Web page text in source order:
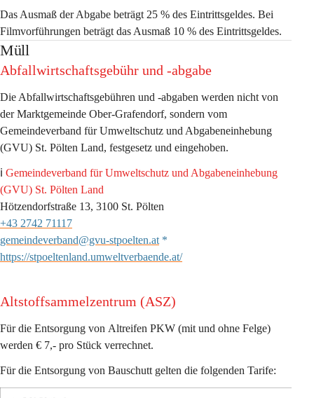
Das Ausmaß der Abgabe beträgt 25 % des Eintrittsgeldes. Bei
Filmvorführungen beträgt das Ausmaß 10 % des Eintrittsgeldes.
Müll
Abfallwirtschaftsgebühr und -abgabe
Die Abfallwirtschaftsgebühren und -abgaben werden nicht von
der Marktgemeinde Ober-Grafendorf, sondern vom
Gemeindeverband für Umweltschutz und Abgabeneinhebung
(GVU) St. Pölten Land, festgesetz und eingehoben.
ℹ️ Gemeindeverband für Umweltschutz und Abgabeneinhebung
(GVU) St. Pölten Land
Hötzendorfstraße 13, 3100 St. Pölten
+43 2742 71117
gemeindeverband@gvu-stpoelten.at *
https://stpoeltenland.umweltverbaende.at/
Altstoffsammelzentrum (ASZ)
Für die Entsorgung von Altreifen PKW (mit und ohne Felge)
werden € 7,- pro Stück verrechnet.
Für die Entsorgung von Bauschutt gelten die folgenden Tarife: